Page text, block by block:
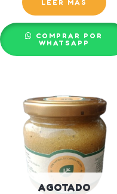
LEER MÁS
COMPRAR POR
WHATSAPP
AGOTADO